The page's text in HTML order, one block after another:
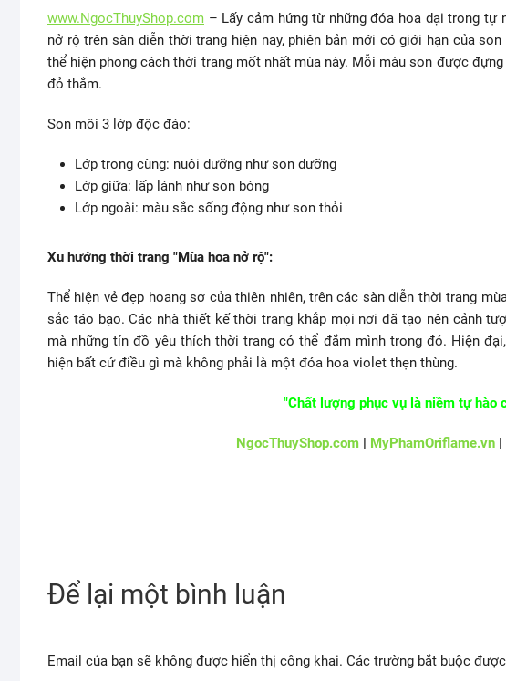
www.NgocThuyShop.com – Lấy cảm hứng từ những đóa hoa dại trong tự
nở rộ trên sàn diễn thời trang hiện nay, phiên bản mới có giới hạn của
thể hiện phong cách thời trang mốt nhất mùa này. Mỗi màu son được
đỏ thắm.
Son môi 3 lớp độc đáo:
Lớp trong cùng: nuôi dưỡng như son dưỡng
Lớp giữa: lấp lánh như son bóng
Lớp ngoài: màu sắc sống động như son thỏi
Xu hướng thời trang "Mùa hoa nở rộ":
Thể hiện vẻ đẹp hoang sơ của thiên nhiên, trên các sàn diễn thời trang
sắc táo bạo. Các nhà thiết kế thời trang khắp mọi nơi đã tạo nên cảnh
mà những tín đồ yêu thích thời trang có thể đắm mình trong đó. Hiện
hiện bất cứ điều gì mà không phải là một đóa hoa violet thẹn thùng.
"Chất lượng phục vụ là niềm tự hào
NgocThuyShop.com| MyPhamOriflame.vn|
Để lại một bình luận
Email của bạn sẽ không được hiển thị công khai. Các trường bắt buộc